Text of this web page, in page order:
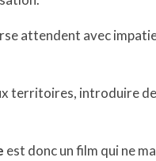
attendent avec
territoires, introduire
est donc un film qui ne